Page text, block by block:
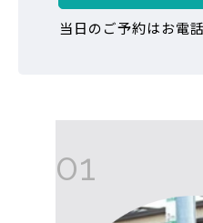
当日のご予約はお電
01